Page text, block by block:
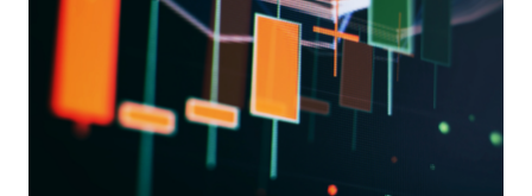
Newyddion